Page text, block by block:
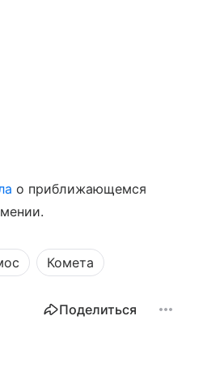
о приближающемся
Комета
Поделиться